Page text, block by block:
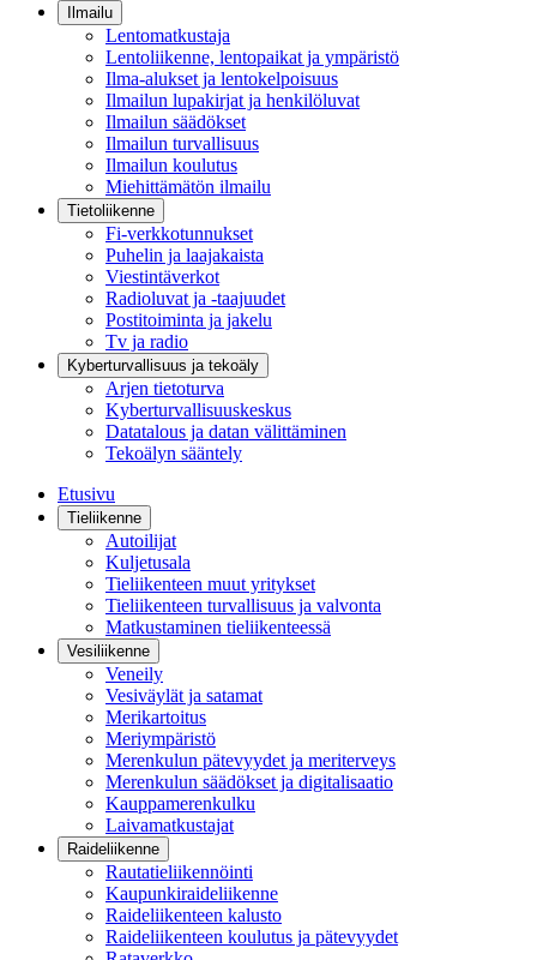
Ilmailu
Lentomatkustaja
Lentoliikenne, lentopaikat ja ympäristö
Ilma-alukset ja lentokelpoisuus
Ilmailun lupakirjat ja henkilöluvat
Ilmailun säädökset
Ilmailun turvallisuus
Ilmailun koulutus
Miehittämätön ilmailu
Tietoliikenne
Fi-verkkotunnukset
Puhelin ja laajakaista
Viestintäverkot
Radioluvat ja -taajuudet
Postitoiminta ja jakelu
Tv ja radio
Kyberturvallisuus ja tekoäly
Arjen tietoturva
Kyberturvallisuuskeskus
Datatalous ja datan välittäminen
Tekoälyn sääntely
Etusivu
Tieliikenne
Autoilijat
Kuljetusala
Tieliikenteen muut yritykset
Tieliikenteen turvallisuus ja valvonta
Matkustaminen tieliikenteessä
Vesiliikenne
Veneily
Vesiväylät ja satamat
Merikartoitus
Meriympäristö
Merenkulun pätevyydet ja meriterveys
Merenkulun säädökset ja digitalisaatio
Kauppamerenkulku
Laivamatkustajat
Raideliikenne
Rautatieliikennöinti
Kaupunkiraideliikenne
Raideliikenteen kalusto
Raideliikenteen koulutus ja pätevyydet